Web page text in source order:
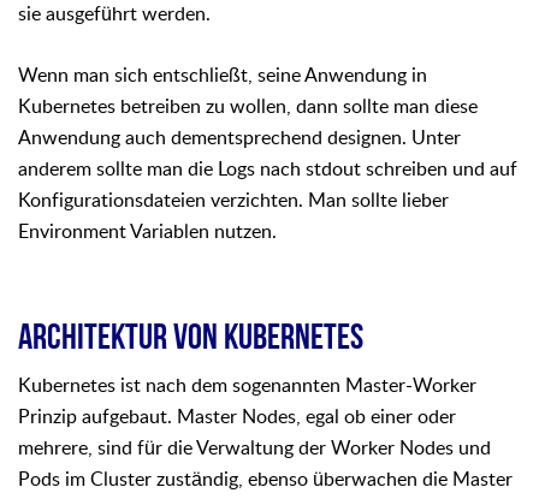
sie ausgeführt werden.
Wenn man sich entschließt, seine Anwendung in
Kubernetes betreiben zu wollen, dann sollte man diese
Anwendung auch dementsprechend designen. Unter
anderem sollte man die Logs nach stdout schreiben und auf
Konfigurationsdateien verzichten. Man sollte lieber
Environment Variablen nutzen.
ARCHITEKTUR VON KUBERNETES
Kubernetes ist nach dem sogenannten Master-Worker
Prinzip aufgebaut. Master Nodes, egal ob einer oder
mehrere, sind für die Verwaltung der Worker Nodes und
Pods im Cluster zuständig, ebenso überwachen die Master